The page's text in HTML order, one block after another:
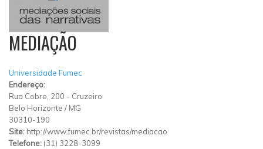
MEDIAÇÃO
Universidade Fumec
Endereço:
Rua Cobre, 200 - Cruzeiro
Belo Horizonte / MG
30310-190
Site: http://www.fumec.br/revistas/mediacao
Telefone: (31) 3228-3099